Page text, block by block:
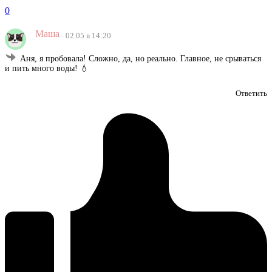
0
Маша 02.05 в 14:20
Аня, я пробовала! Сложно, да, но реально. Главное, не срываться
и пить много воды! 💧
Ответить